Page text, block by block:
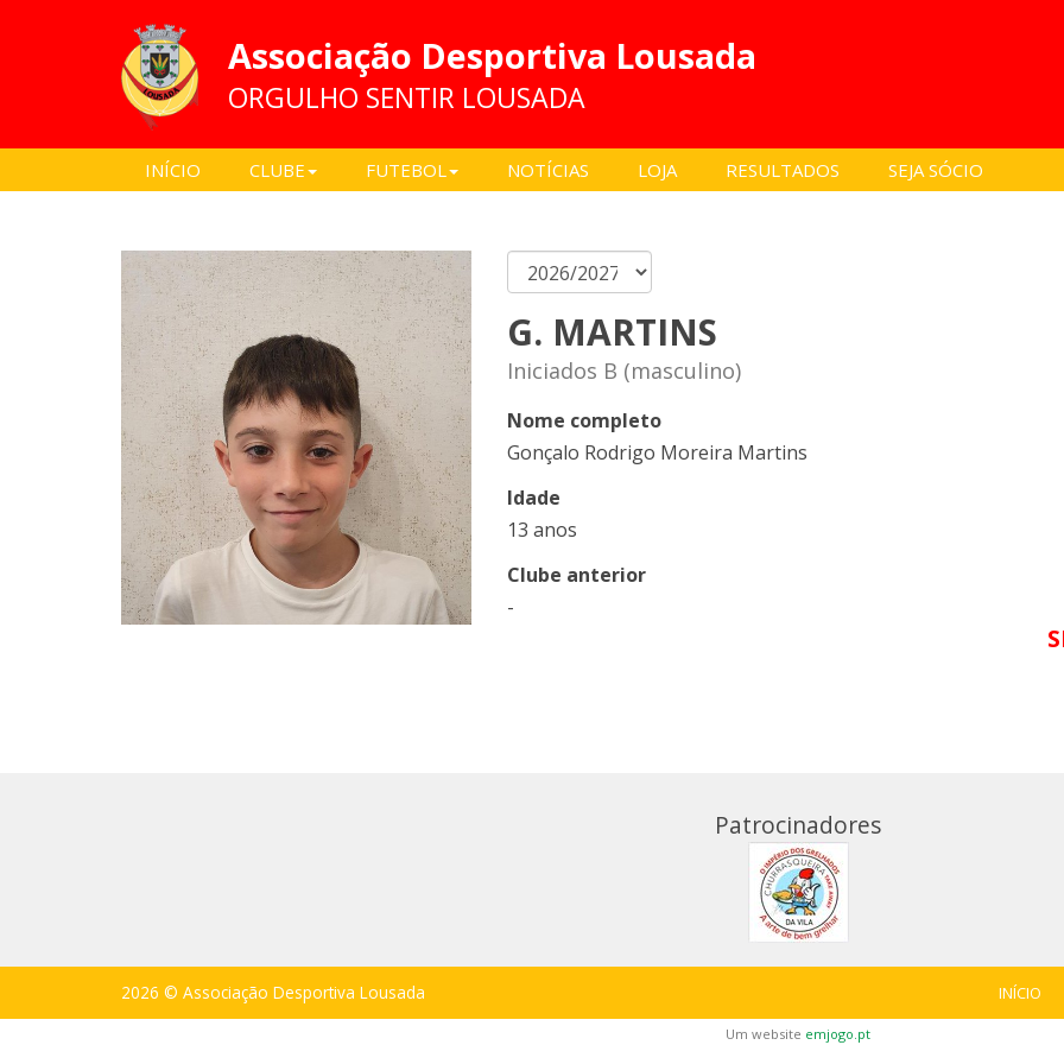
Associação Desportiva Lousada
ORGULHO SENTIR LOUSADA
INÍCIO CLUBE FUTEBOL NOTÍCIAS LOJA RESULTADOS SEJA SÓCIO
G. MARTINS
Iniciados B (masculino)
Nome completo
Gonçalo Rodrigo Moreira Martins
Idade
13 anos
Clube anterior
-
Patrocinadores
2026 © Associação Desportiva Lousada INÍCIO
Um website emjogo.pt